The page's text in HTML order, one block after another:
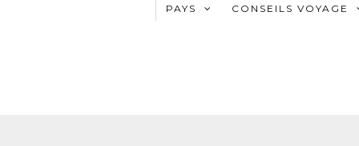
PAYS CONSEILS VOYAGE